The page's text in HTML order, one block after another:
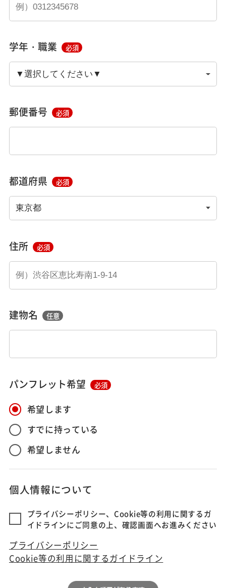
学年・職業 必須
郵便番号 必須
都道府県 必須
住所 必須
建物名 任意
パンフレット希望 必須
希望します
すでに持っている
希望しません
個人情報について
プライバシーポリシー、Cookie等の利用に関するガ
イドラインにご同意の上、確認画面へお進みください
プライバシーポリシー
Cookie等の利用に関するガイドライン